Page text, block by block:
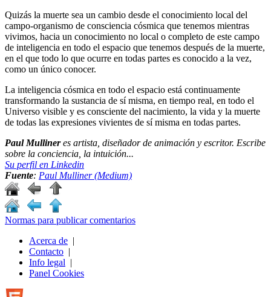
Quizás la muerte sea un cambio desde el conocimiento local del
campo-organismo de consciencia cósmica que tenemos mientras
vivimos, hacia un conocimiento no local o completo de este campo
de inteligencia en todo el espacio que tenemos después de la muerte,
en el que todo lo que ocurre en todas partes es conocido a la vez,
como un único conocer.
La inteligencia cósmica en todo el espacio está continuamente
transformando la sustancia de sí misma, en tiempo real, en todo el
Universo visible y es consciente del nacimiento, la vida y la muerte
de todas las expresiones vivientes de sí misma en todas partes.
Paul Mullineres artista, diseñador de animación y escritor. Escribe
sobre la conciencia, la intuición...
Su perfil en Linkedin
Fuente: Paul Mulliner (Medium)
Normas para publicar comentarios
Acerca de |
Contacto |
Info legal |
Panel Cookies